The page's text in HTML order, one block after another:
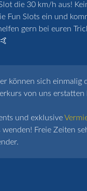
die 30 km/h aus!
Fun Slots ein und
gern bei euren
können sich einmalig
von uns erstatten
und exklusive
wenden! Freie Zeiten